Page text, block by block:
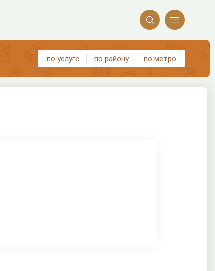
 
по услуге по району по метро